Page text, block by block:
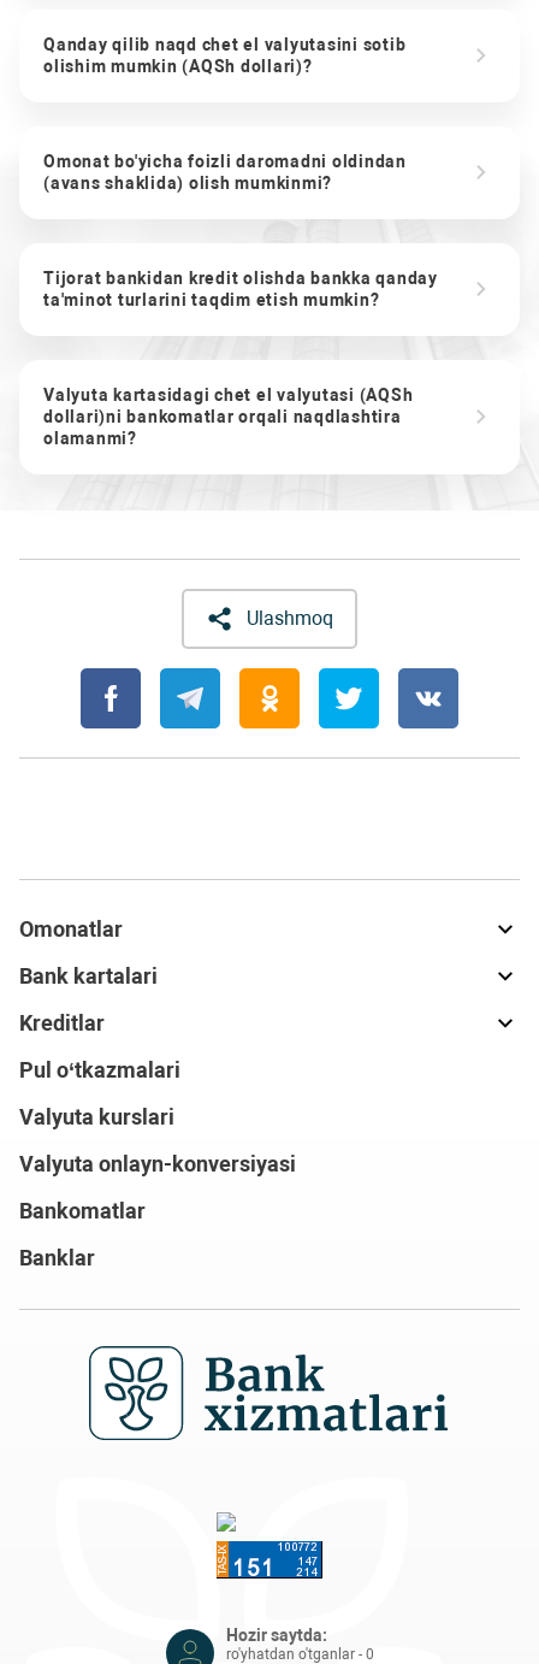
Qanday qilib naqd chet el valyutasini sotib
olishim mumkin (AQSh dollari)?
Omonat bo'yicha foizli daromadni oldindan
(avans shaklida) olish mumkinmi?
Tijorat bankidan kredit olishda bankka qanday
ta'minot turlarini taqdim etish mumkin?
Valyuta kartasidagi chet el valyutasi (AQSh
dollari)ni bankomatlar orqali naqdlashtira
olamanmi?
Ulashmoq
Omonatlar
Bank kartalari
Kreditlar
Pul o‘tkazmalari
Valyuta kurslari
Valyuta onlayn-konversiyasi
Bankomatlar
Banklar
Hozir saytda:
ro'yhatdan o'tganlar - 0